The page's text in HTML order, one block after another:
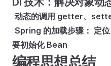
动态的调用 getter、
Spring 的加载步骤： 定
要初始化 Bean
编程思想总结